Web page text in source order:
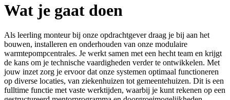
Wat je gaat doen
Als leerling monteur bij onze opdrachtgever draag je bij aan het
bouwen, installeren en onderhouden van onze modulaire
warmtepompcentrales. Je werkt samen met een hecht team en krijgt
de kans om je technische vaardigheden verder te ontwikkelen. Met
jouw inzet zorg je ervoor dat onze systemen optimaal functioneren
op diverse locaties, van ziekenhuizen tot gemeentehuizen. Dit is een
fulltime functie met vaste werktijden, waarbij je kunt rekenen op een